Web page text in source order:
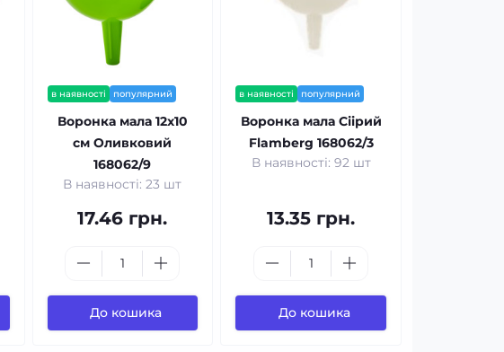
в наявності популярний
Воронка мала 12x10
см Оливковий
168062/9
В наявності: 23 шт
17.46 грн.
До кошика
в наявності популярний
Воронка мала Сіірий
Flamberg 168062/3
В наявності: 92 шт
13.35 грн.
До кошика